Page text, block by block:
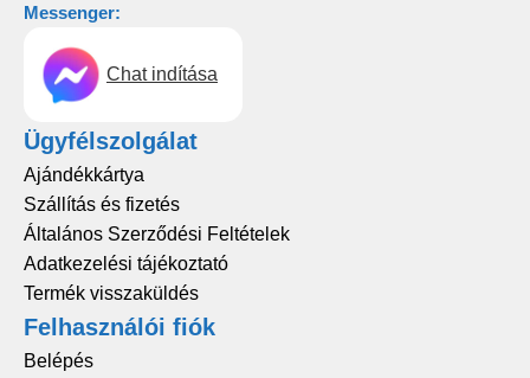
Messenger:
Chat indítása
Ügyfélszolgálat
Ajándékkártya
Szállítás és fizetés
Általános Szerződési Feltételek
Adatkezelési tájékoztató
Termék visszaküldés
Felhasználói fiók
Belépés